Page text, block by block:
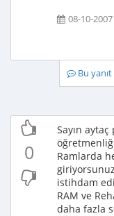
08-10-2007
Bu
0
Sayın
Ramlarda
istihdam
RAM ve
daha fazla